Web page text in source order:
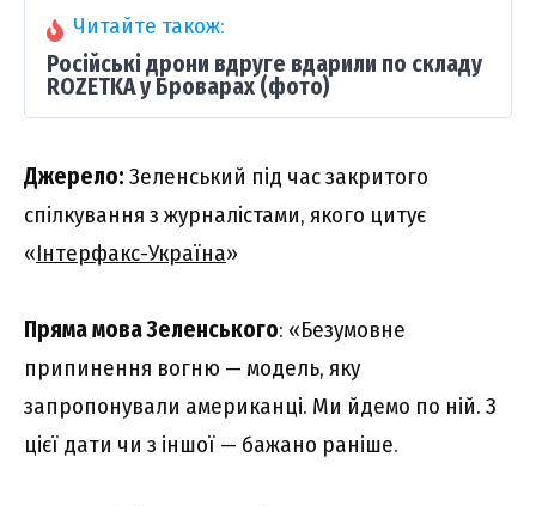
Читайте також:
Російські дрони вдруге вдарили по складу
ROZETKA у Броварах (фото)
Джерело: Зеленський під час закритого
спілкування з журналістами, якого цитує
«Інтерфакс-Україна»
Пряма мова Зеленського: «Безумовне
припинення вогню — модель, яку
запропонували американці. Ми йдемо по ній. З
цієї дати чи з іншої — бажано раніше.